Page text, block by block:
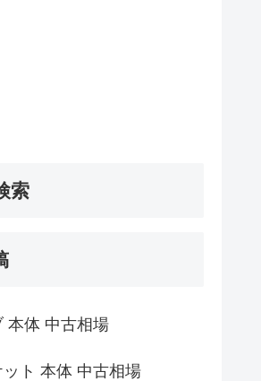
索
本体 中古相場
ト 本体 中古相場